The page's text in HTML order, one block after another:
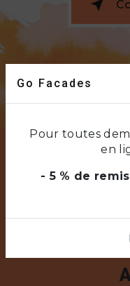
Go Facades
Pour toutes
en
- 5 % de